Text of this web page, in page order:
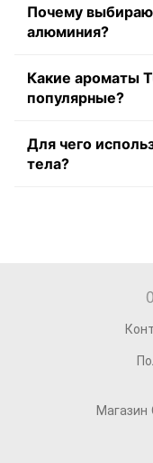
Почему
алюминия?
Какие ароматы
популярные?
Для чего
тела?
Магазин